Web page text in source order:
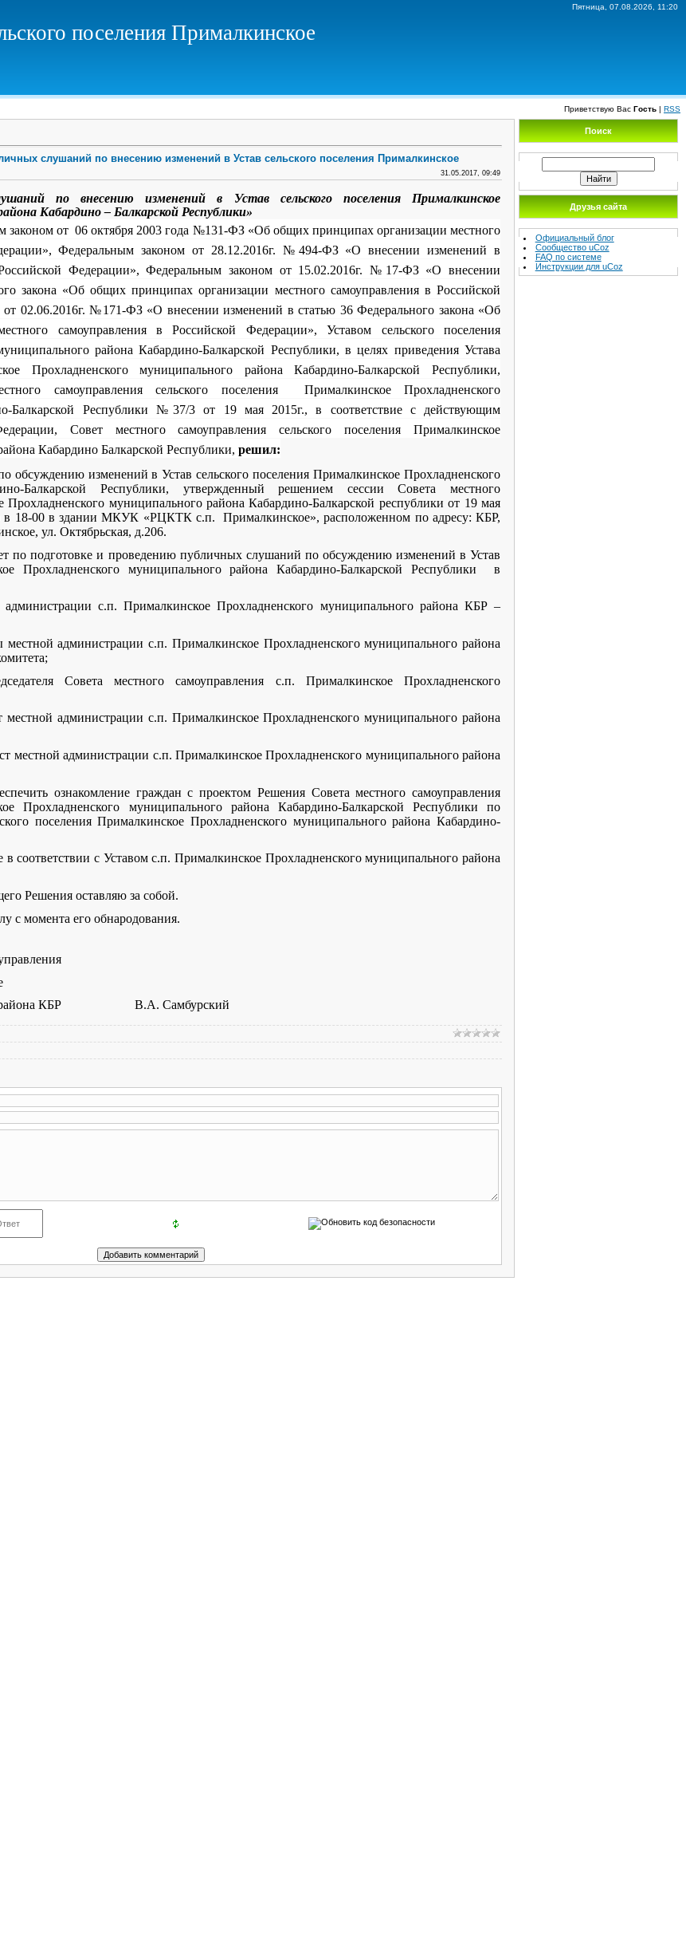
Пятница, 07.08.2026, 11:20
поселения Прималкинское
Приветствую Вас Гость | RSS
слушаний по внесению изменений в Устав сельского поселения Прималкинское
31.05.2017, 09:49
по внесениюизменений в Устав сельского поселения Прималкинское
Кабардино – Балкарской Республики»
от 06 октября 2003 года №131-ФЗ «Об общих принципах организации местного
Федеральным законом от 28.12.2016г. №494-ФЗ «О внесении изменений в
Федерации», Федеральным законом от 15.02.2016г. №17-ФЗ «О внесении
закона «Об общих принципах организации местного самоуправления в Российской
02.06.2016г. №171-ФЗ «О внесении изменений в статью 36 Федерального закона «Об
самоуправления в Российской Федерации», Уставом сельского поселения
района Кабардино-Балкарской Республики, в целях приведения Устава
Прохладненского муниципального района Кабардино-Балкарской Республики,
самоуправления сельского поселения Прималкинское Прохладненского
Балкарской Республики №37/3 от 19 мая 2015г., в соответствие с действующим
Совет местного самоуправления сельского поселения Прималкинское
Кабардино Балкарской Республики, решил:
обсуждению изменений в Устав сельского поселения Прималкинское Прохладненского
Балкарской Республики, утвержденный решением сессии Совета местного
Прохладненского муниципального района Кабардино-Балкарской республики от 19 мая
в 18-00 в здании МКУК «РЦКТК с.п. Прималкинское», расположенном по адресу: КБР,
ул. Октябрьская, д.206.
по подготовке и проведению публичных слушаний по обсуждению изменений в Устав
Прохладненского муниципального района Кабардино-Балкарской Республики в
с.п. Прималкинское Прохладненского муниципального района КБР –
администрации с.п. Прималкинское Прохладненского муниципального района
Совета местного самоуправления с.п. Прималкинское Прохладненского
местной администрации с.п. Прималкинское Прохладненского муниципального района
местной администрации с.п. Прималкинское Прохладненского муниципального района
ознакомление граждан с проектом Решения Совета местного самоуправления
Прохладненского муниципального района Кабардино-Балкарской Республики по
поселения Прималкинское Прохладненского муниципального района Кабардино-
соответствии с Уставом с.п. Прималкинское Прохладненского муниципального района
Решения оставляю за собой.
с момента его обнародования.
района КБР В.А. Самбурский
Поиск
Друзья сайта
Официальный блог
Сообщество uCoz
FAQ по системе
Инструкции для uCoz